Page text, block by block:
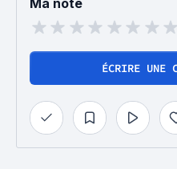
Ma note
ÉCRIRE UNE